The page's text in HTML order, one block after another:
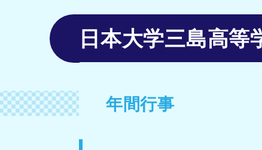
日本大学三島高等
年間行事